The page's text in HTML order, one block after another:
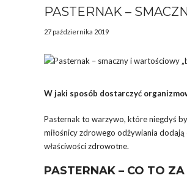
PASTERNAK –
27 października 2019
W jaki sposób dostarczyć
Pasternak to warzywo, które niegdyś
miłośnicy zdrowego odżywiania
właściwości zdrowotne.
PASTERNAK – CO TO